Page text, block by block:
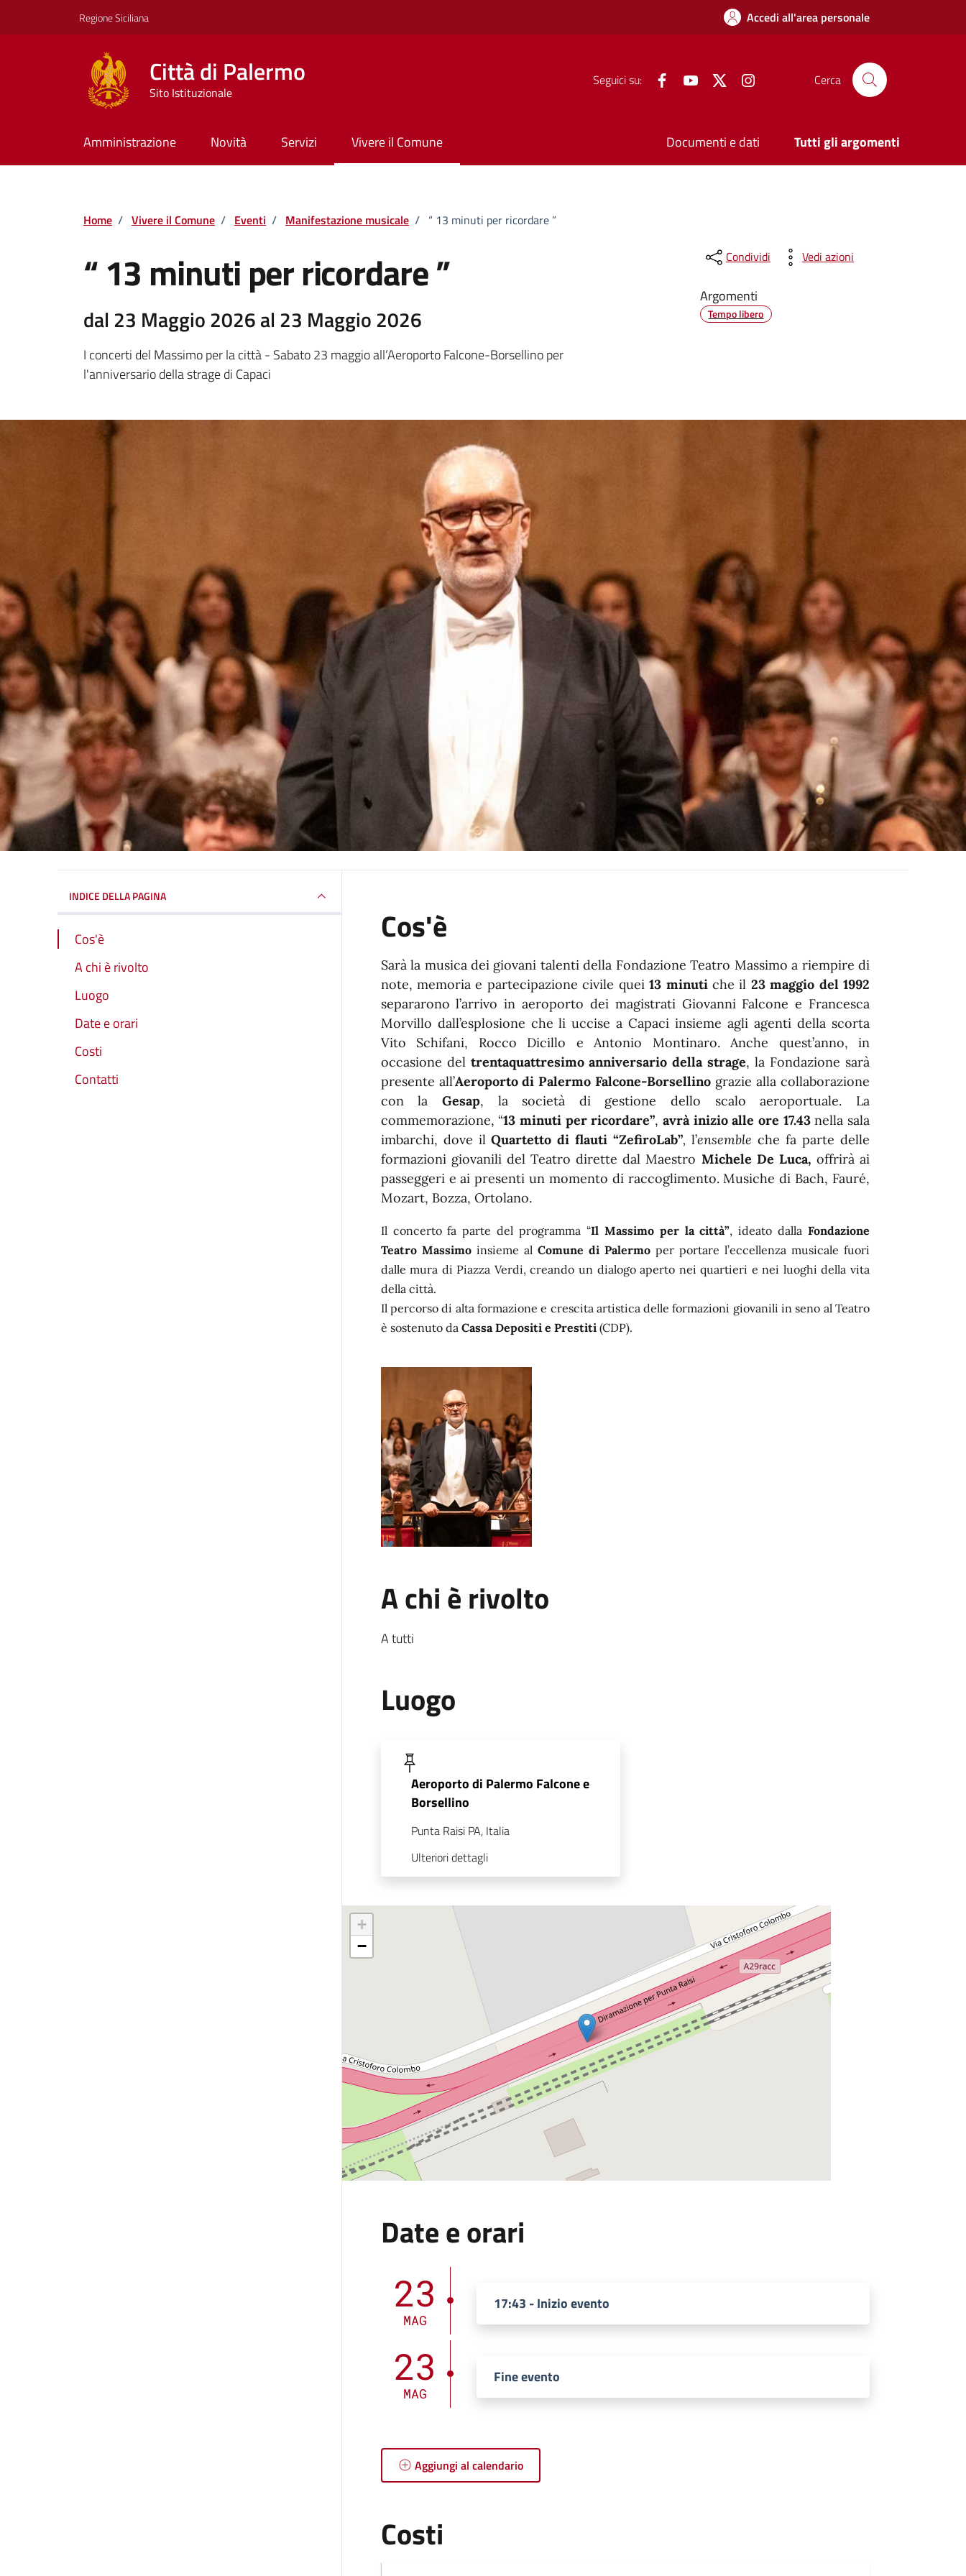
Regione Siciliana Accedi all'area personale
Città di Palermo
Sito Istituzionale
Seguici su: FacebookYouTube Twitter Cerca
Amministrazione Novità Servizi Vivere il Comune Documenti e dati Tutti gli argomenti
Home / Vivere il Comune / Eventi / Manifestazione musicale / “ 13 minuti per ricordare ”
“ 13 minuti per ricordare ”
dal 23 Maggio 2026 al 23 Maggio 2026
I concerti del Massimo per la città - Sabato 23 maggio all’Aeroporto Falcone-Borsellino per
l'anniversario della strage di Capaci
Condividi Vedi azioni
Argomenti
Tempo libero
INDICE DELLA PAGINA
Cos'è
A chi è rivolto
Luogo
Date e orari
Costi
Contatti
Cos'è
Sarà la musica dei giovani talenti della Fondazione Teatro Massimo a riempire di
note, memoria e partecipazione civile quei13 minuti che il 23 maggio del 1992
separarono l’arrivo in aeroporto dei magistrati Giovanni Falcone e Francesca
Morvillo dall’esplosione che li uccise a Capaci insieme agli agenti della scorta
Vito Schifani, Rocco Dicillo e Antonio Montinaro. Anche quest’anno, in
occasione del trentaquattresimo anniversario della strage, la Fondazione sarà
presente all’Aeroporto di Palermo Falcone-Borsellino grazie alla collaborazione
con la Gesap, la società di gestione dello scalo aeroportuale. La
commemorazione, “13 minuti per ricordare”, avrà inizio alle ore 17.43nella sala
imbarchi, dove ilQuartetto di flauti “ZefiroLab”, l’ensembleche fa parte delle
formazioni giovanili del Teatro dirette dal Maestro Michele De Luca, offrirà ai
passeggeri e ai presenti un momento di raccoglimento. Musiche di Bach, Fauré,
Mozart, Bozza, Ortolano.
Il concerto fa parte del programma “Il Massimo per la città”, ideato dallaFondazione
Teatro Massimoinsieme al Comune di Palermoper portare l’eccellenza musicale fuori
dalle mura di Piazza Verdi, creando un dialogo aperto nei quartieri e nei luoghi della vita
della città.
Il percorso di alta formazione e crescita artistica delle formazioni giovanili in seno al Teatro
è sostenuto da Cassa Depositi e Prestiti(CDP).
A chi è rivolto
A tutti
Luogo
Aeroporto di Palermo Falcone e
Borsellino
Punta Raisi PA, Italia
Ulteriori dettagli
+
−
Date e orari
23
MAG
17:43 - Inizio evento
23
MAG
Fine evento
Aggiungi al calendario
Costi